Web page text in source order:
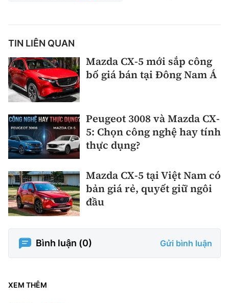
TIN LIÊN QUAN
Mazda CX-5 mới sắp công
bố giá bán tại Đông Nam Á
Peugeot 3008 và Mazda CX-
5: Chọn công nghệ hay tính
thực dụng?
Mazda CX-5 tại Việt Nam có
bản giá rẻ, quyết giữ ngôi
đầu
Bình luận (0) Gửi bình luận
XEM THÊM